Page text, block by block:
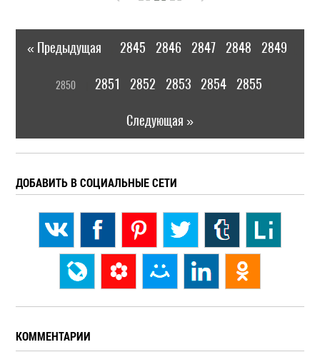
« Предыдущая 2845 2846 2847 2848 2849
2850 2851 2852 2853 2854 2855
Следующая »
ДОБАВИТЬ В СОЦИАЛЬНЫЕ СЕТИ
КОММЕНТАРИИ